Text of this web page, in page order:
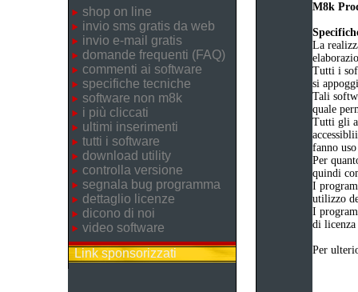
shop on line
invio sms gratis da web
invio e-mail gratis
domande frequenti (FAQ)
commenti ai software
specifiche tecniche
software non m8k
i più cliccati
ultimi inserimenti
tutti i software
download utility
controlla versione
segnala bug programma
dettaglio licenze
dicono di noi
video software
Link sponsorizzati
M8k
La
Tutti i
si
Tali
quale
Tutti gli
fanno uso
Per
quindi
I
utilizzo
I
di licenza
Per